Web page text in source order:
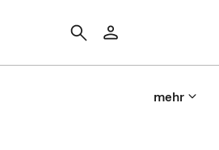
mehr